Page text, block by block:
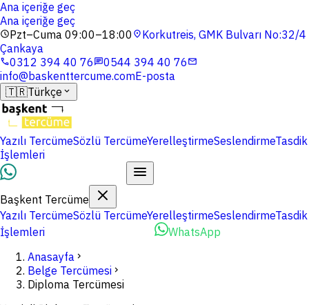
Ana içeriğe geç
Ana içeriğe geç
schedulePzt–Cuma 09:00–18:00 location_onKorkutreis, GMK Bulvarı No:32/4
Çankaya
phone0312 394 40 76chat0544 394 40 76mail
info@baskenttercume.comE-posta
🇹🇷Türkçe expand_more
Yazılı TercümeSözlü TercümeYerelleştirmeSeslendirmeTasdik
İşlemleri
Başkent Tercüme
Yazılı TercümeSözlü TercümeYerelleştirmeSeslendirmeTasdik
İşlemleri
WhatsApp
Anasayfa chevron_right
Belge Tercümesi chevron_right
Diploma Tercümesi